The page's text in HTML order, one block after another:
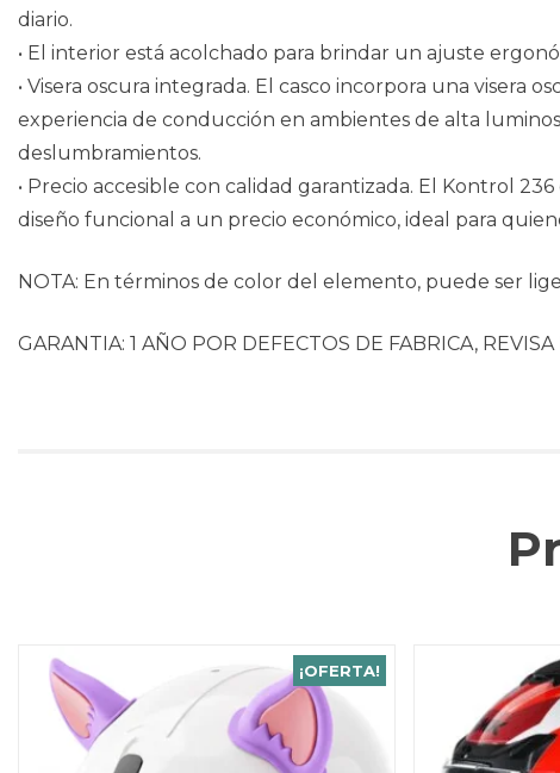
diario.
• El interior está acolchado para brindar un ajuste
• Visera oscura integrada. El casco incorpora una
experiencia de conducción en ambientes de alta
deslumbramientos.
• Precio accesible con calidad garantizada. El Kontrol
diseño funcional a un precio económico, ideal para
NOTA: En términos de color del elemento, puede ser
GARANTIA: 1 AÑO POR DEFECTOS DE FABRICA,
¡OFERTA!